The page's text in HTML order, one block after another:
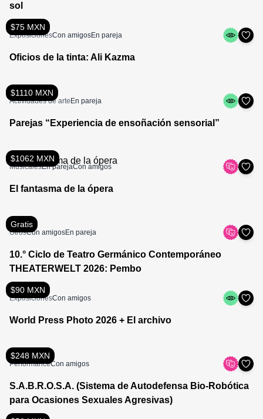
sol
$75 MXN
ExposicionesCon amigosEn pareja
Oficios de la tinta: Ali Kazma
$1110 MXN
Actividades de arte En pareja
Parejas “Experiencia de ensoñación sensorial”
$1062 MXN
MusicalesEn parejaCon amigos
El fantasma de la ópera
Gratis
OtrosCon amigosEn pareja
10.° Ciclo de Teatro Germánico Contemporáneo
THEATERWELT 2026: Pembo
$90 MXN
ExposicionesCon amigos
World Press Photo 2026 + El archivo
$248 MXN
PerformanceCon amigos
S.A.B.R.O.S.A. (Sistema de Autodefensa Bio-Robótica
para Ocasiones Sexuales Agresivas)